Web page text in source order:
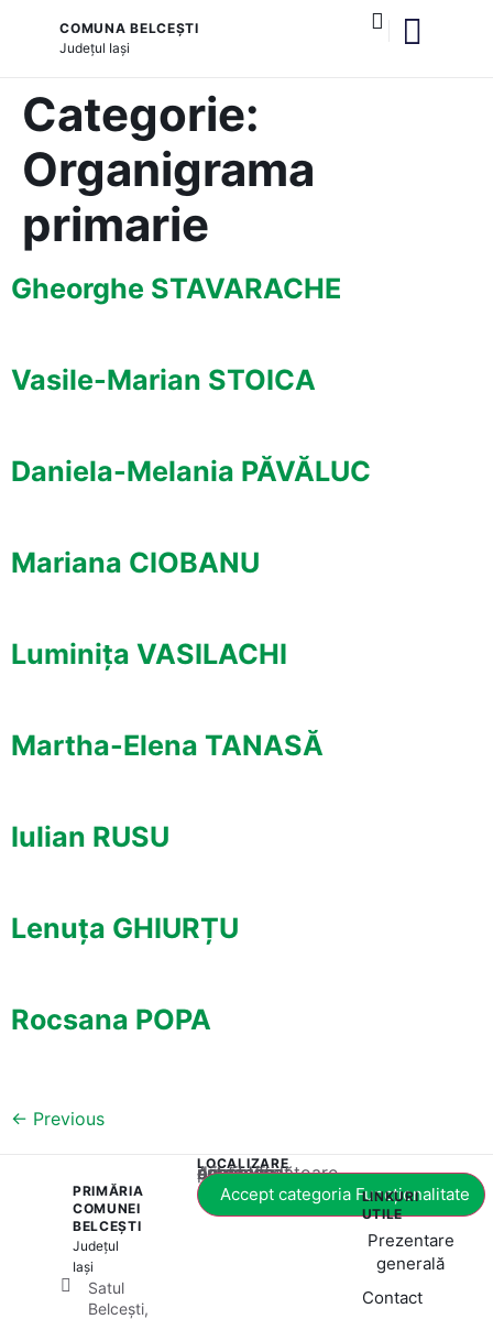
COMUNA BELCEȘTI
Județul Iași
Categorie:
Organigrama
primarie
Gheorghe STAVARACHE
Vasile-Marian STOICA
Daniela-Melania PĂVĂLUC
Mariana CIOBANU
Luminița VASILACHI
Martha-Elena TANASĂ
Iulian RUSU
Lenuța GHIURȚU
Rocsana POPA
← Previous
PRIMĂRIA
COMUNEI
BELCEȘTI
Județul
Iași
Satul
Belcești,
LOCALIZARE
Acest conținut este blocat până când acceptați categoria corespunzătoare de cookie-uri.
Accept categoria Funcționalitate
LINKURI
UTILE
Prezentare
generală
Contact